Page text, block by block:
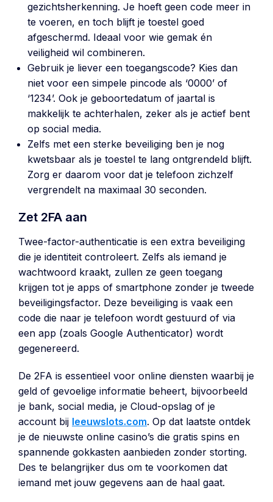
gezichtsherkenning. Je hoeft geen code meer in
te voeren, en toch blijft je toestel goed
afgeschermd. Ideaal voor wie gemak én
veiligheid wil combineren.
Gebruik je liever een toegangscode? Kies dan
niet voor een simpele pincode als ‘0000’ of
‘1234’. Ook je geboortedatum of jaartal is
makkelijk te achterhalen, zeker als je actief bent
op social media.
Zelfs met een sterke beveiliging ben je nog
kwetsbaar als je toestel te lang ontgrendeld blijft.
Zorg er daarom voor dat je telefoon zichzelf
vergrendelt na maximaal 30 seconden.
Zet 2FA aan
Twee-factor-authenticatie is een extra beveiliging
die je identiteit controleert. Zelfs als iemand je
wachtwoord kraakt, zullen ze geen toegang
krijgen tot je apps of smartphone zonder je tweede
beveiligingsfactor. Deze beveiliging is vaak een
code die naar je telefoon wordt gestuurd of via
een app (zoals Google Authenticator) wordt
gegenereerd.
De 2FA is essentieel voor online diensten waarbij je
geld of gevoelige informatie beheert, bijvoorbeeld
je bank, social media, je Cloud-opslag of je
account bij leeuwslots.com. Op dat laatste ontdek
je de nieuwste online casino’s die gratis spins en
spannende gokkasten aanbieden zonder storting.
Des te belangrijker dus om te voorkomen dat
iemand met jouw gegevens aan de haal gaat.